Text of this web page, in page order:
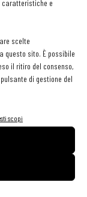
caratteristiche e
scelte
questo sito. È possibile
il ritiro del consenso,
di gestione del
scopi
di Nicola
di Passignano, di
Marcello
Matteo
traguardo).